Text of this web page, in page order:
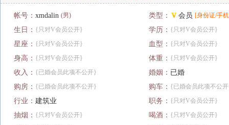
帐号： xmdalin (男) 类型： 会员 [身份证/手
生日： {只对V会员公开} 学历： {只对V会员公开}
星座： {只对V会员公开} 血型： {只对V会员公开}
身高： {只对V会员公开} 体重： {只对V会员公开}
收入： {已婚会员此项不公开} 婚姻： 已婚
购房： {已婚会员此项不公开} 购车： {已婚会员此项不公
行业： 建筑业 职务： {只对V会员公开}
抽烟： {只对V会员公开} 喝酒： {只对V会员公开}